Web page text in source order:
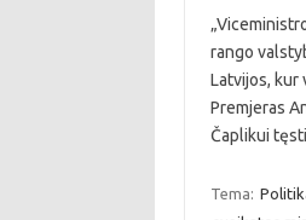
rango
Latvijos, kur
Premjeras
Čaplikui
Tema: